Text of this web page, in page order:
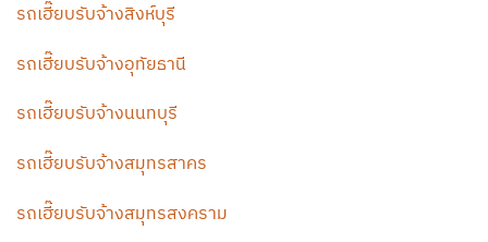
รถเฮี๊ยบรับจ้างสิงห์บุรี
รถเฮี๊ยบรับจ้างอุทัยธานี
รถเฮี๊ยบรับจ้างนนทบุรี
รถเฮี๊ยบรับจ้างสมุทรสาคร
รถเฮี๊ยบรับจ้างสมุทรสงคราม